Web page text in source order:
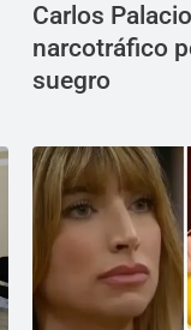
Carlos
narcotráfico
suegro